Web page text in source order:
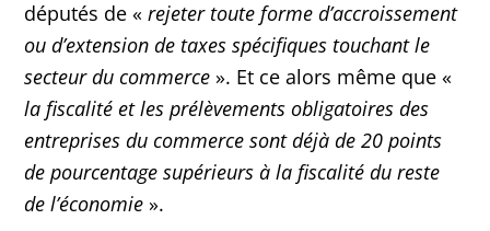
députés de «rejeter toute forme d’accroissement
ou d’extension de taxes spécifiques touchant le
secteur du commerce ». Et ce alors même que «
la fiscalité et les prélèvements obligatoires des
entreprises du commerce sont déjà de 20 points
de pourcentage supérieurs à la fiscalité du reste
de l’économie ».